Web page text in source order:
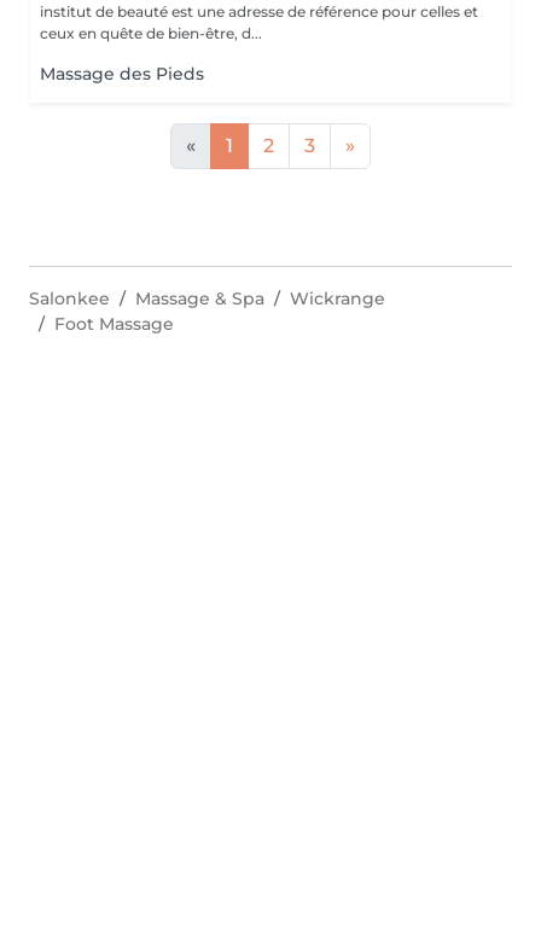
institut de beauté est une adresse de référence pour celles et
ceux en quête de bien-être, d...
Massage des Pieds
« 1 2 3 »
Salonkee Massage & Spa
Wickrange
Foot Massage